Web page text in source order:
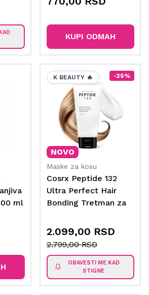
KUPI ODMAH
ml
K BEAUTY 🔥
NOVO
-25%
Maske za kosu
Cosrx Peptide 132
Ultra Perfect Hair
Bonding Tretman za
2.099,00 RSD
2.799,00 RSD
OBAVESTI ME KAD
STIGNE